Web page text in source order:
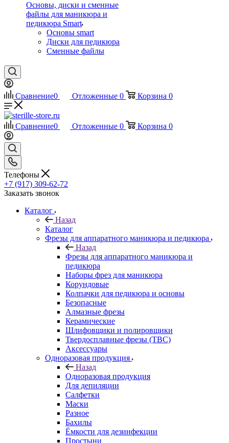
Основы, диски и сменные
файлы для маникюра и
педикюра Smart
Основы smart
Диски для педикюра
Сменные файлы
Сравнение0 Отложенные 0 Корзина 0
Сравнение0 Отложенные 0 Корзина 0
Телефоны
+7 (917) 309-62-72
Заказать звонок
Каталог
Назад
Каталог
Фрезы для аппаратного маникюра и педикюра
Назад
Фрезы для аппаратного маникюра и
педикюра
Наборы фрез для маникюра
Корундовые
Колпачки для педикюра и основы
Безопасные
Алмазные фрезы
Керамические
Шлифовщики и полировщики
Твердосплавные фрезы (ТВС)
Аксессуары
Одноразовая продукция
Назад
Одноразовая продукция
Для депиляции
Салфетки
Маски
Разное
Бахилы
Ёмкости для дезинфекции
Простыни